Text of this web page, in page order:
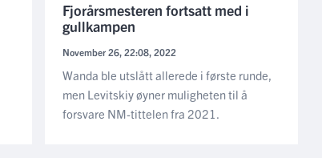
Fjorårsmesteren fortsatt med i
gullkampen
November 26, 22:08, 2022
Wanda ble utslått allerede i første runde,
men Levitskiy øyner muligheten til å
forsvare NM-tittelen fra 2021.